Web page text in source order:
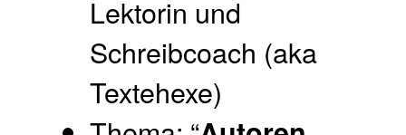
Lektorin und
Schreibcoach (aka
Textehexe)